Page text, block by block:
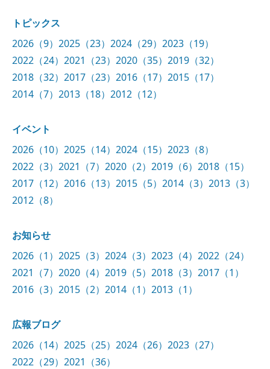
トピックス
2026（9） 2025（23） 2024（29） 2023（19）
2022（24） 2021（23） 2020（35） 2019（32）
2018（32） 2017（23） 2016（17） 2015（17）
2014（7） 2013（18） 2012（12）
イベント
2026（10） 2025（14） 2024（15） 2023（8）
2022（3） 2021（7） 2020（2） 2019（6） 2018（15）
2017（12） 2016（13） 2015（5） 2014（3） 2013（3）
2012（8）
お知らせ
2026（1） 2025（3） 2024（3） 2023（4） 2022（24）
2021（7） 2020（4） 2019（5） 2018（3） 2017（1）
2016（3） 2015（2） 2014（1） 2013（1）
広報ブログ
2026（14） 2025（25） 2024（26） 2023（27）
2022（29） 2021（36）